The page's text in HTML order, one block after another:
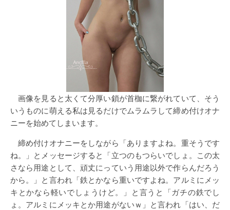
画像を見ると太くて分厚い鎖が首枷に繋がれていて、そう
いうものに萌える私は見るだけでムラムラして締め付けオナ
ニーを始めてしまいます。
締め付けオナニーをしながら「ありますよね。重そうです
ね。」とメッセージすると「立つのもつらいでしょ。この太
さなら用途として、頑丈にっていう用途以外で作らんだろう
から。」と言われ「鉄とかなら重いですよね。アルミにメッ
キとかなら軽いでしょうけど。」と言うと「ガチの鉄でし
ょ。アルミにメッキとか用途がないｗ」と言われ「はい、だ